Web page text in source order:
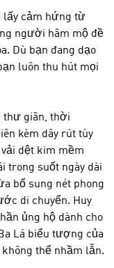
lấy cảm hứng từ
người hâm mộ đề
Dù bạn đang dạo
luôn thu hút mọi
thư giãn, thời
kèm dây rút tùy
dệt kim mềm
trong suốt ngày dài
bổ sung nét phong
di chuyển. Huy
ủng hộ dành cho
Lá biểu tượng của
thể nhầm lẫn.